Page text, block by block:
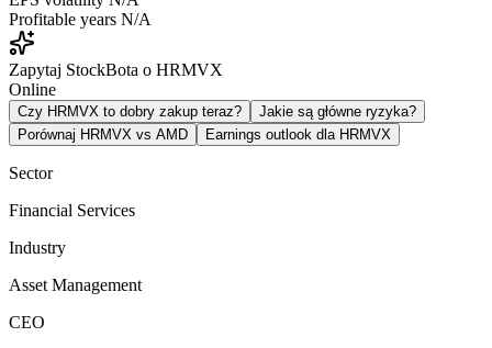
Profitable years N/A
Zapytaj StockBota o HRMVX
Online
Czy HRMVX to dobry zakup teraz?
Jakie są główne ryzyka?
Porównaj HRMVX vs AMD
Earnings outlook dla HRMVX
Sector
Financial Services
Industry
Asset Management
CEO